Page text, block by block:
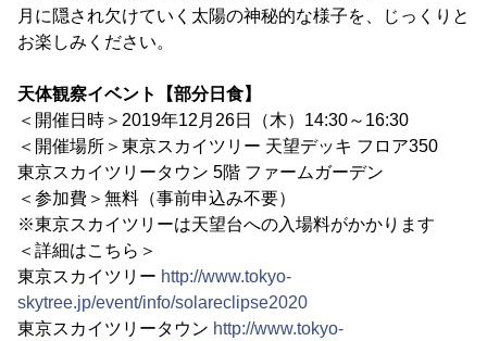
月に隠され欠けていく太陽の神秘的な様子を、じっくりと
お楽しみください。
天体観察イベント【部分日食】
＜開催日時＞2019年12月26日（木）14:30～16:30
＜開催場所＞東京スカイツリー 天望デッキ フロア350
東京スカイツリータウン 5階 ファームガーデン
＜参加費＞無料（事前申込み不要）
※東京スカイツリーは天望台への入場料がかかります
＜詳細はこちら＞
東京スカイツリー http://www.tokyo-
skytree.jp/event/info/solareclipse2020
東京スカイツリータウン http://www.tokyo-